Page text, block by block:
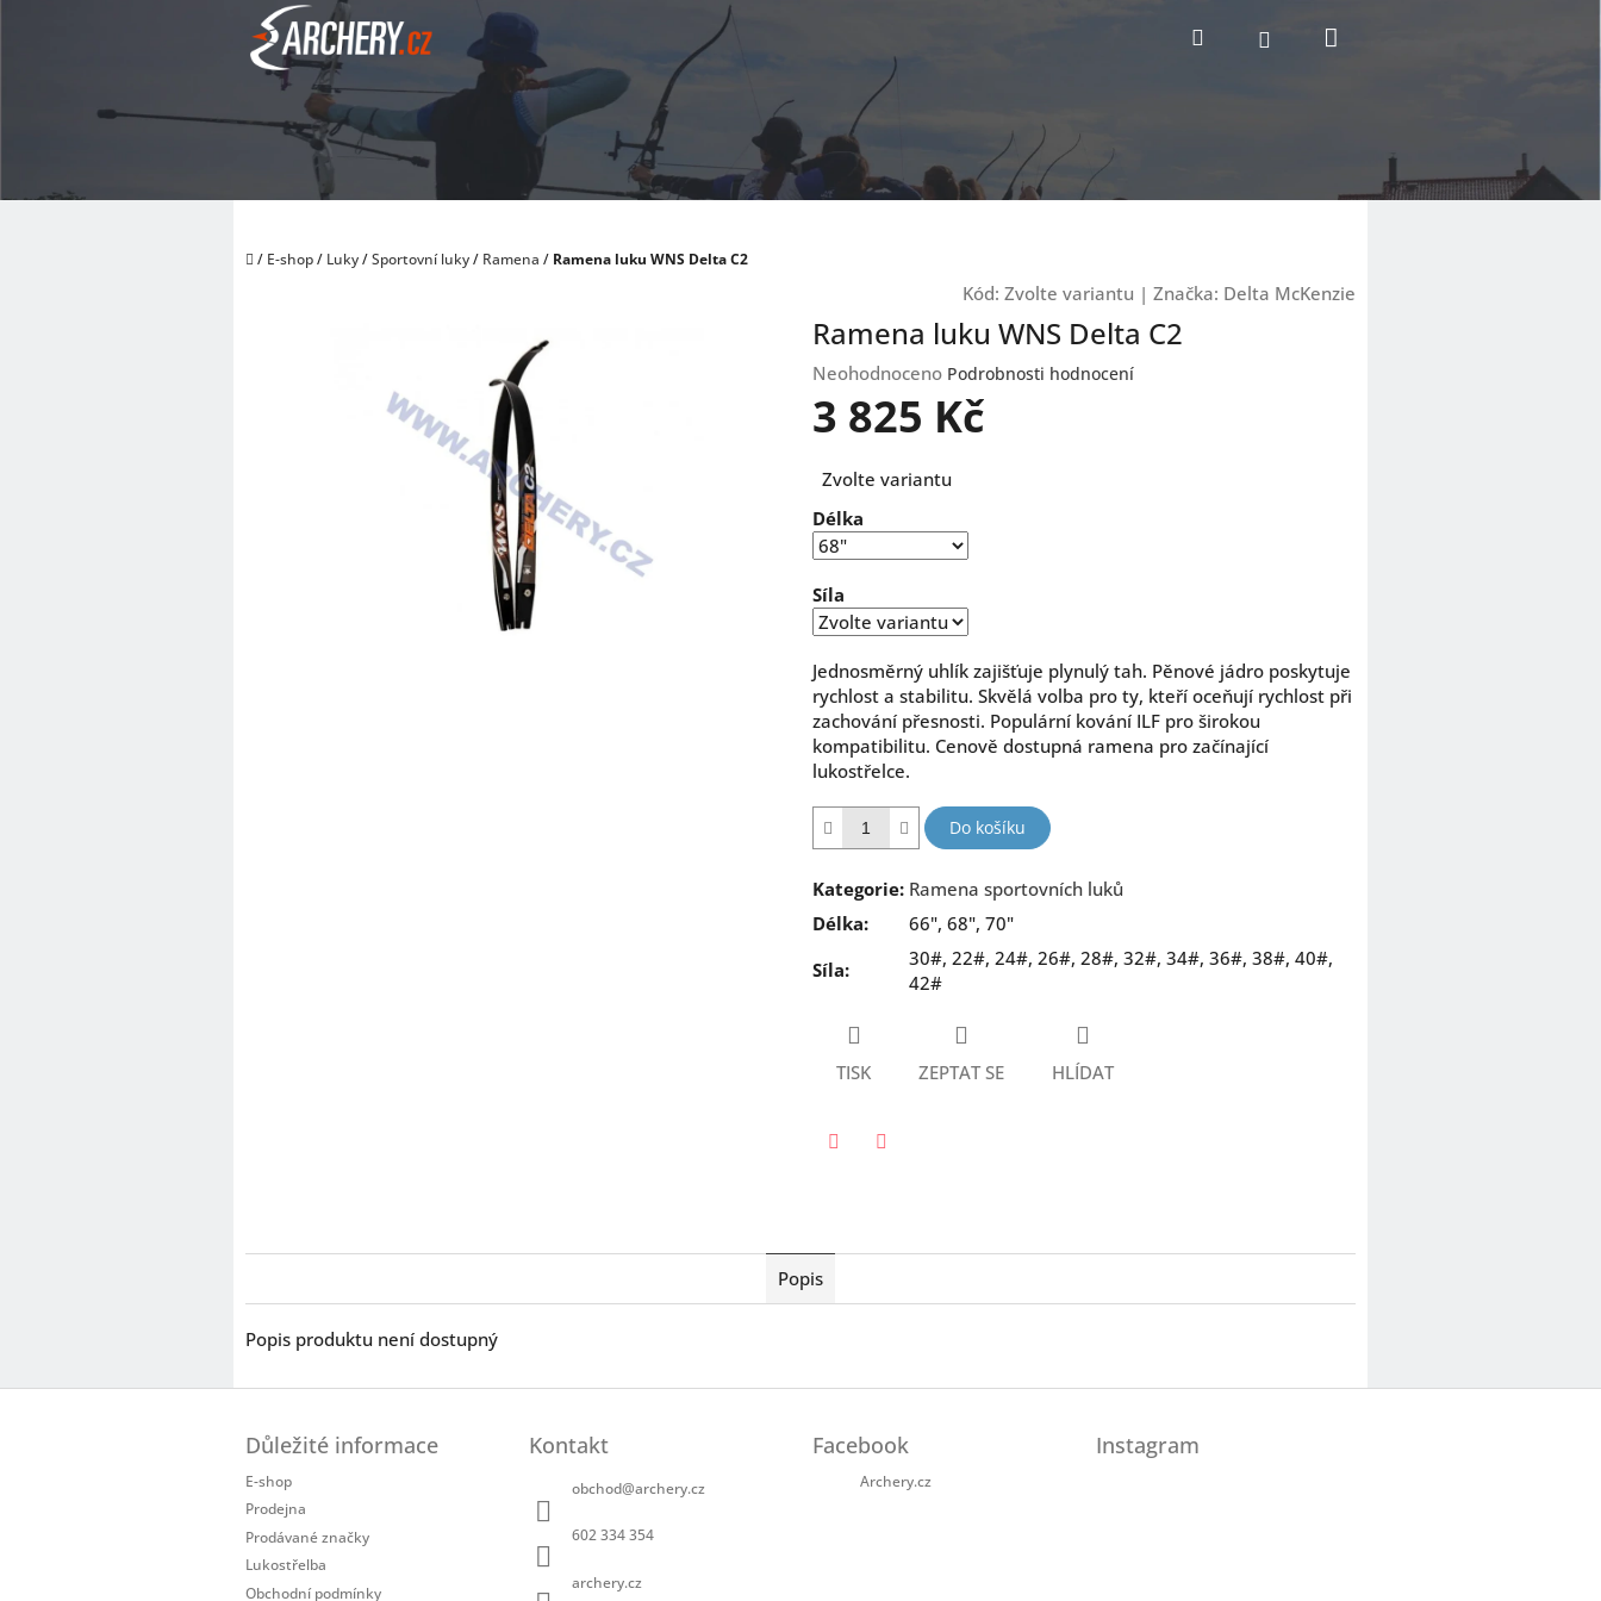
Hledat Přihlášení
Domů
/ E-shop/ Luky/Sportovní luky/ Ramena / Ramena luku WNS Delta C2
Kód: Zvolte variantu | Značka: Delta McKenzie
Ramena luku WNS Delta C2
Průměrné
hodnocení
produktu
0,0
5
hvězdiček.
Neohodnoceno Podrobnosti hodnocení
3 825 Kč
cena:
Zvolte variantu
Délka
Síla
Jednosměrný uhlík zajišťuje plynulý tah. Pěnové jádro poskytuje
rychlost a stabilitu. Skvělá volba pro ty, kteří oceňují rychlost při
zachování přesnosti. Populární kování ILF pro širokou
kompatibilitu. Cenově dostupná ramena pro začínající
lukostřelce.
Do košíku
Kategorie: Ramena sportovních luků
Délka:
66", 68", 70"
Síla:
30#, 22#, 24#, 26#, 28#, 32#, 34#, 36#, 38#, 40#,
42#
TISK ZEPTAT SE HLÍDAT
Popis
Popis produktu není dostupný
Důležité informace
E-shop
Prodejna
Prodávané značky
Lukostřelba
Obchodní podmínky
Kontakt
obchod@archery.cz
602 334 354
archery.cz
Facebook
Archery.cz
Instagram